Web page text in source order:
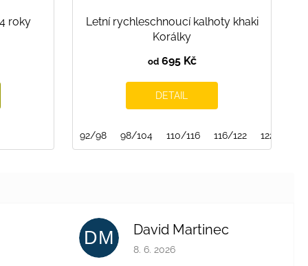
roky
Letní rychleschnoucí kalhoty khaki
Korálky
od695 Kč
DETAIL
92/98 98/104 110/116 116/122 122/128
4 z 5 hvězdiček. DM David Martinec
Hodnocení obchodu je 5 z 5 hvězdiček.
8. 6. 2026